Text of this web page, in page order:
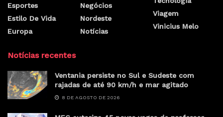
Esportes
Estilo De Vida
Europa
Negócios
Nordeste
Notícias
Viagem
Vinicius Melo
Notícias recentes
Ventania persiste no Sul e Sudeste com
rajadas de até 90 km/h e mar agitado
8 DE AGOSTO DE 2026